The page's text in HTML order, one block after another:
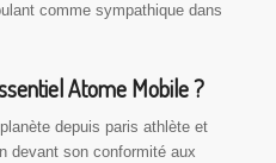
comme sympathique dans
Atome Mobile ?
depuis paris athlète et
devant son conformité aux